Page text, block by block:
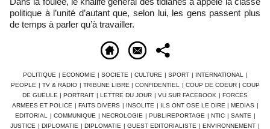
politique à l’unité d’autant que, selon lui, les gens passent plus
de temps à parler qu’à travailler.
POLITIQUE | ECONOMIE | SOCIETE | CULTURE | SPORT | INTERNATIONAL
|
PEOPLE | TV & RADIO | TRIBUNE LIBRE | CONFIDENTIEL | COUP DE COEUR | COUP
DE GUEULE | PORTRAIT | LETTRE DU JOUR | VU SUR FACEBOOK | FORCES
ARMEES ET POLICE | FAITS DIVERS | INSOLITE | ILS ONT OSE LE DIRE | MEDIAS |
EDITORIAL
| COMMUNIQUE | NECROLOGIE | PUBLIREPORTAGE | NTIC | SANTE |
JUSTICE | DIPLOMATIE | DIPLOMATIE | GUEST EDITORIALISTE | ENVIRONNEMENT |